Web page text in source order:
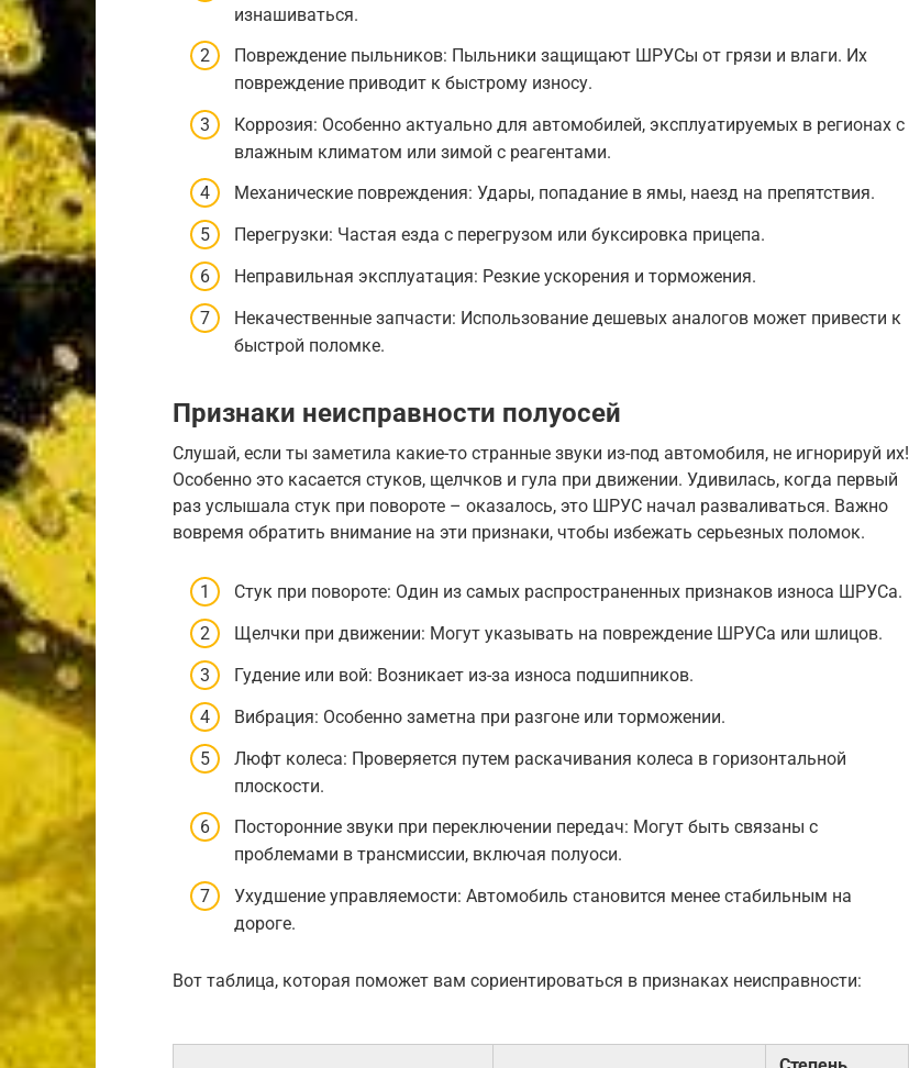
изнашиваться.
Повреждение пыльников: Пыльники защищают ШРУСы от грязи и влаги. Их
повреждение приводит к быстрому износу.
Коррозия: Особенно актуально для автомобилей, эксплуатируемых в регионах с
влажным климатом или зимой с реагентами.
Механические повреждения: Удары, попадание в ямы, наезд на препятствия.
Перегрузки: Частая езда с перегрузом или буксировка прицепа.
Неправильная эксплуатация: Резкие ускорения и торможения.
Некачественные запчасти: Использование дешевых аналогов может привести к
быстрой поломке.
Признаки неисправности полуосей
Слушай, если ты заметила какие-то странные звуки из-под автомобиля, не игнорируй их!
Особенно это касается стуков, щелчков и гула при движении. Удивилась, когда первый
раз услышала стук при повороте – оказалось, это ШРУС начал разваливаться. Важно
вовремя обратить внимание на эти признаки, чтобы избежать серьезных поломок.
Стук при повороте: Один из самых распространенных признаков износа ШРУСа.
Щелчки при движении: Могут указывать на повреждение ШРУСа или шлицов.
Гудение или вой: Возникает из-за износа подшипников.
Вибрация: Особенно заметна при разгоне или торможении.
Люфт колеса: Проверяется путем раскачивания колеса в горизонтальной
плоскости.
Посторонние звуки при переключении передач: Могут быть связаны с
проблемами в трансмиссии, включая полуоси.
Ухудшение управляемости: Автомобиль становится менее стабильным на
дороге.
Вот таблица, которая поможет вам сориентироваться в признаках неисправности: